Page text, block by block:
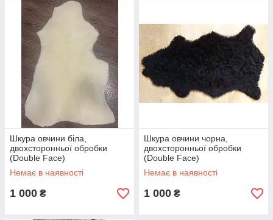
Шкура овчини біла,
двохсторонньої обробки
(Double Face)
Немає в наявності
1 000 ₴
Шкура овчини чорна,
двохсторонньої обробки
(Double Face)
Немає в наявності
1 000 ₴